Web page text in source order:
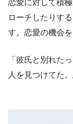
恋愛に対して積
ローチしたりす
す。恋愛の機会
「彼氏と別れた
人を見つけてた